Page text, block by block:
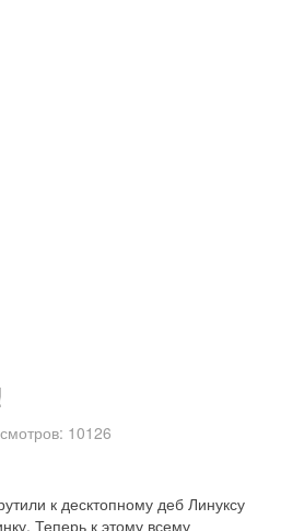
10126
к десктопному деб Линуксу
Теперь к этому всему